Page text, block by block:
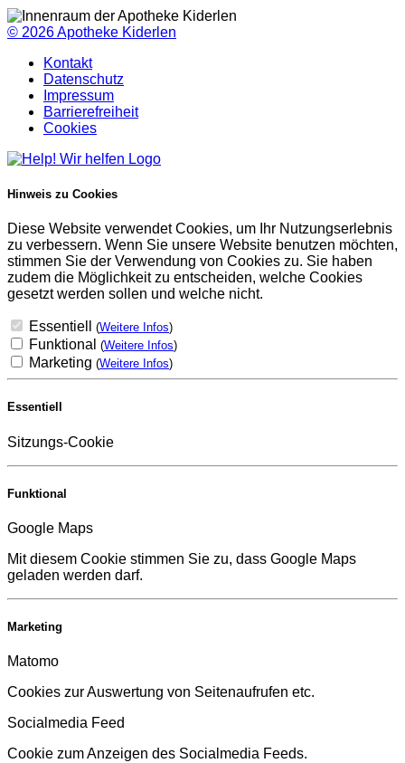
© 2026Apotheke Kiderlen
Kontakt
Datenschutz
Impressum
Barrierefreiheit
Cookies
Hinweis zu Cookies
Diese Website verwendet Cookies, um Ihr Nutzungserlebnis
zu verbessern. Wenn Sie unsere Website benutzen möchten,
stimmen Sie der Verwendung von Cookies zu. Sie haben
zudem die Möglichkeit zu entscheiden, welche Cookies
gesetzt werden sollen und welche nicht.
Essentiell (Weitere Infos)
Funktional (Weitere Infos)
Marketing (Weitere Infos)
Essentiell
Sitzungs-Cookie
Funktional
Google Maps
Mit diesem Cookie stimmen Sie zu, dass Google Maps
geladen werden darf.
Marketing
Matomo
Cookies zur Auswertung von Seitenaufrufen etc.
Socialmedia Feed
Cookie zum Anzeigen des Socialmedia Feeds.